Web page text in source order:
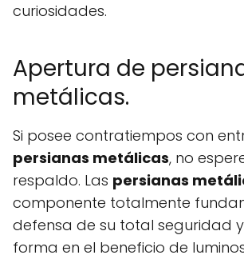
curiosidades.
Apertura de
metálicas.
Si posee contratiempos con
persianas metálicas, no
respaldo. Las persianas
componente totalmente
defensa de su total seguridad
forma en el beneficio de